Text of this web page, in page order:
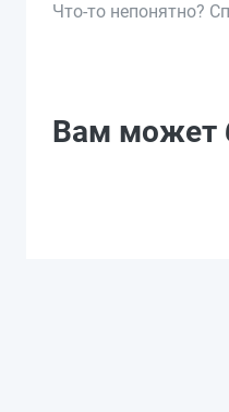
Что-то непонятно?
Вам может